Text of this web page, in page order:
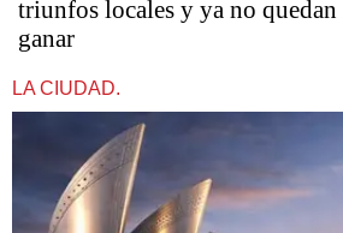
triunfos locales y ya no
ganar
LA CIUDAD.